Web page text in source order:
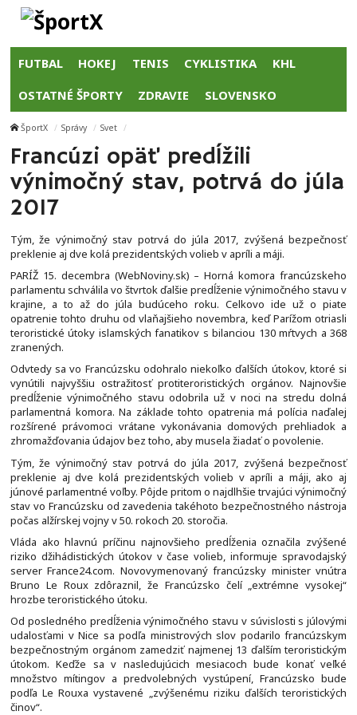
FUTBAL HOKEJ TENIS CYKLISTIKA KHL
OSTATNÉ ŠPORTY ZDRAVIE SLOVENSKO
ŠportX Správy Svet
Francúzi opäť predĺžili
výnimočný stav, potrvá do júla
2017
Tým, že výnimočný stav potrvá do júla 2017, zvýšená bezpečnosť
preklenie aj dve kolá prezidentských volieb v apríli a máji.
PARÍŽ 15. decembra (WebNoviny.sk) – Horná komora francúzskeho
parlamentu schválila vo štvrtok ďalšie predĺženie výnimočného stavu v
krajine, a to až do júla budúceho roku. Celkovo ide už o piate
opatrenie tohto druhu od vlaňajšieho novembra, keď Parížom otriasli
teroristické útoky islamských fanatikov s bilanciou 130 mŕtvych a 368
zranených.
Odvtedy sa vo Francúzsku odohralo niekoľko ďalších útokov, ktoré si
vynútili najvyššiu ostražitosť protiteroristických orgánov. Najnovšie
predĺženie výnimočného stavu odobrila už v noci na stredu dolná
parlamentná komora. Na základe tohto opatrenia má polícia naďalej
rozšírené právomoci vrátane vykonávania domových prehliadok a
zhromažďovania údajov bez toho, aby musela žiadať o povolenie.
Tým, že výnimočný stav potrvá do júla 2017, zvýšená bezpečnosť
preklenie aj dve kolá prezidentských volieb v apríli a máji, ako aj
júnové parlamentné voľby. Pôjde pritom o najdlhšie trvajúci výnimočný
stav vo Francúzsku od zavedenia takéhoto bezpečnostného nástroja
počas alžírskej vojny v 50. rokoch 20. storočia.
Vláda ako hlavnú príčinu najnovšieho predĺženia označila zvýšené
riziko džihádistických útokov v čase volieb, informuje spravodajský
server France24.com. Novovymenovaný francúzsky minister vnútra
Bruno Le Roux zdôraznil, že Francúzsko čelí „extrémne vysokej“
hrozbe teroristického útoku.
Od posledného predĺženia výnimočného stavu v súvislosti s júlovými
udalosťami v Nice sa podľa ministrových slov podarilo francúzskym
bezpečnostným orgánom zamedziť najmenej 13 ďalším teroristickým
útokom. Keďže sa v nasledujúcich mesiacoch bude konať veľké
množstvo mítingov a predvolebných vystúpení, Francúzsko bude
podľa Le Rouxa vystavené „zvýšenému riziku ďalších teroristických
činov“.